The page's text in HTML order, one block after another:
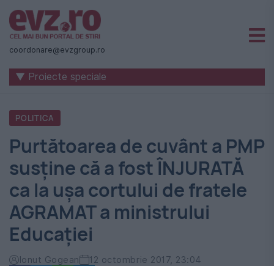
Știri
naționale
internaționale
România
-
Evenimentul
Zilei
coordonare@evzgroup.ro
▼ Proiecte speciale
POLITICA
Purtătoarea de cuvânt a PMP
susține că a fost ÎNJURATĂ
ca la ușa cortului de fratele
AGRAMAT a ministrului
Educației
Ionut Gogean 12 octombrie 2017, 23:04